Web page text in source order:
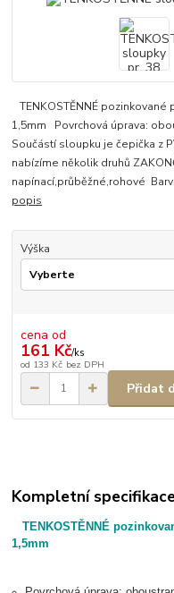
TENKOSTĚNNÉ
1,5mm Povrchová úprava:
Součástí sloupku je čepička z
nabízíme několik druhů
napínací,průběžné,rohové
popis
Výška
cena od
161 Kč/ks
od 133 Kč bez DPH
Přidat
Kompletní
TENKOSTĚNNÉ
1,5mm